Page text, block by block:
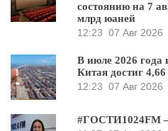
состоянию на 7
млрд юаней
12:23 07 Авг 2026
В июле 2026 года
Китая достиг
12:23 07 Авг 2026
#ГОСТИ1024FM